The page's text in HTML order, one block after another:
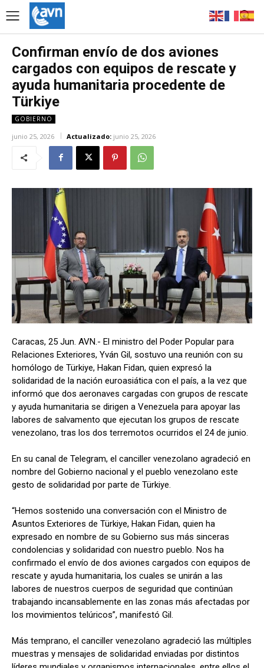
Confirman envío de dos aviones
cargados con equipos de rescate y
ayuda humanitaria procedente de
Türkiye
GOBIERNO
junio 25, 2026 Actualizado: junio 25, 2026
Caracas, 25 Jun. AVN.- El ministro del Poder Popular para
Relaciones Exteriores, Yván Gil, sostuvo una reunión con su
homólogo de Türkiye, Hakan Fidan, quien expresó la
solidaridad de la nación euroasiática con el país, a la vez que
informó que dos aeronaves cargadas con grupos de rescate
y ayuda humanitaria se dirigen a Venezuela para apoyar las
labores de salvamento que ejecutan los grupos de rescate
venezolano, tras los dos terremotos ocurridos el 24 de junio.
En su canal de Telegram, el canciller venezolano agradeció en
nombre del Gobierno nacional y el pueblo venezolano este
gesto de solidaridad por parte de Türkiye.
“Hemos sostenido una conversación con el Ministro de
Asuntos Exteriores de Türkiye, Hakan Fidan, quien ha
expresado en nombre de su Gobierno sus más sinceras
condolencias y solidaridad con nuestro pueblo. Nos ha
confirmado el envío de dos aviones cargados con equipos de
rescate y ayuda humanitaria, los cuales se unirán a las
labores de nuestros cuerpos de seguridad que continúan
trabajando incansablemente en las zonas más afectadas por
los movimientos telúricos”, manifestó Gil.
Más temprano, el canciller venezolano agradeció las múltiples
muestras y mensajes de solidaridad enviadas por distintos